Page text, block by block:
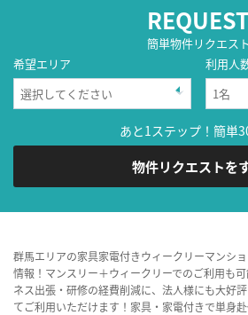
REQUEST
簡単物件リクエスト
希望エリア
利用人
あと1ステップ！簡単
物件リクエストを
群馬エリアの家具家電付きウィークリーマンシ
情報！マンスリー＋ウィークリーでのご利用も
ネス出張・研修の経費削減に、法人様にも大好
てご利用いただけます！家具・家電付きで単身赴